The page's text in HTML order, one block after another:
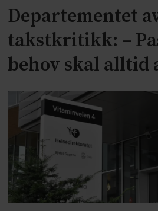
Departementet
takstkritikk: –
behov skal alltid